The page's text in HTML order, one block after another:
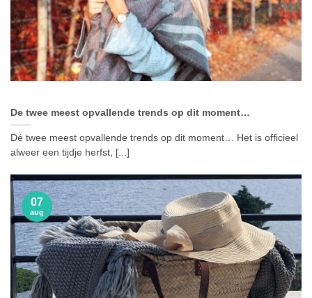
De twee meest opvallende trends op dit moment…
Dé twee meest opvallende trends op dit moment… Het is officieel
alweer een tijdje herfst, [...]
07
aug